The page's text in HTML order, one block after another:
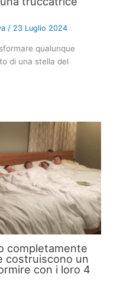
/ 23 Luglio 2024
qualunque
di una stella del
completamente
costruiscono un
con i loro 4